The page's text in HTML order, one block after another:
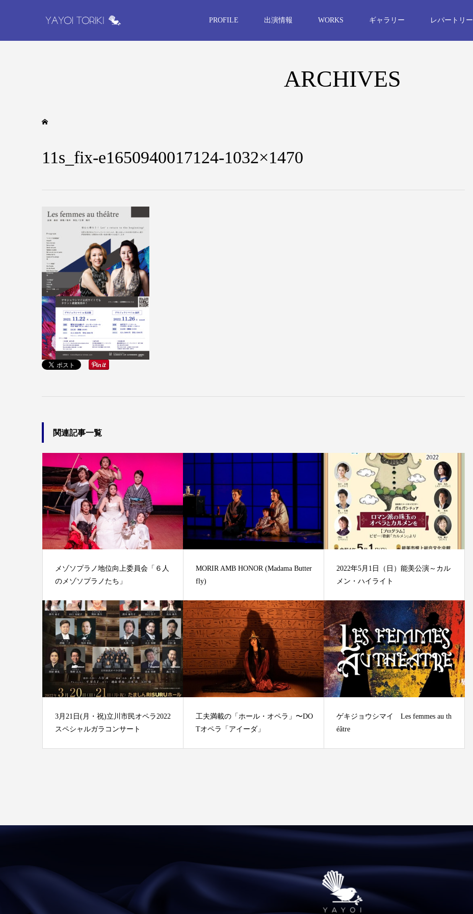
PROFILE 出演情報 WORKS ギャラリー レパートリー
ARCHIVES
11s_fix-e1650940017124-1032×1470
関連記事一覧
メゾソプラノ地位向上委員会「６人
のメゾソプラノたち」
MORIR AMB HONOR (Madama Butter
fly)
2022年5月1日（日）能美公演～カル
メン・ハイライト
3月21日(月・祝)立川市民オペラ2022
スペシャルガラコンサート
工夫満載の「ホール・オペラ」〜DO
Tオペラ「アイーダ」
ゲキジョウシマイ Les femmes au th
éâtre